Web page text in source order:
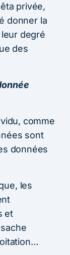
privée,
donner la
degré
des
comme
sont
données
les
et